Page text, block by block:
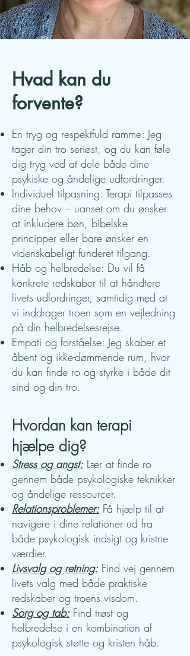
Hvad kan du
forvente?
En tryg og respektfuld ramme: Jeg
tager din tro seriøst, og du kan føle
dig tryg ved at dele både dine
psykiske og åndelige udfordringer.
Individuel tilpasning: Terapi tilpasses
dine behov – uanset om du ønsker
at inkludere bøn, bibelske
principper eller bare ønsker en
videnskabeligt funderet tilgang.
Håb og helbredelse: Du vil få
konkrete redskaber til at håndtere
livets udfordringer, samtidig med at
vi inddrager troen som en vejledning
på din helbredelsesrejse.
Empati og forståelse: Jeg skaber et
åbent og ikke-dømmende rum, hvor
du kan finde ro og styrke i både dit
sind og din tro.
Hvordan kan terapi
hjælpe dig?
Stress og angst:Lær at finde ro
gennem både psykologiske teknikker
og åndelige ressourcer.
Relationsproblemer:Få hjælp til at
navigere i dine relationer ud fra
både psykologisk indsigt og kristne
værdier.
Livsvalg og retning:Find vej gennem
livets valg med både praktiske
redskaber og troens visdom.
Sorg og tab:Find trøst og
helbredelse i en kombination af
psykologisk støtte og kristen håb.